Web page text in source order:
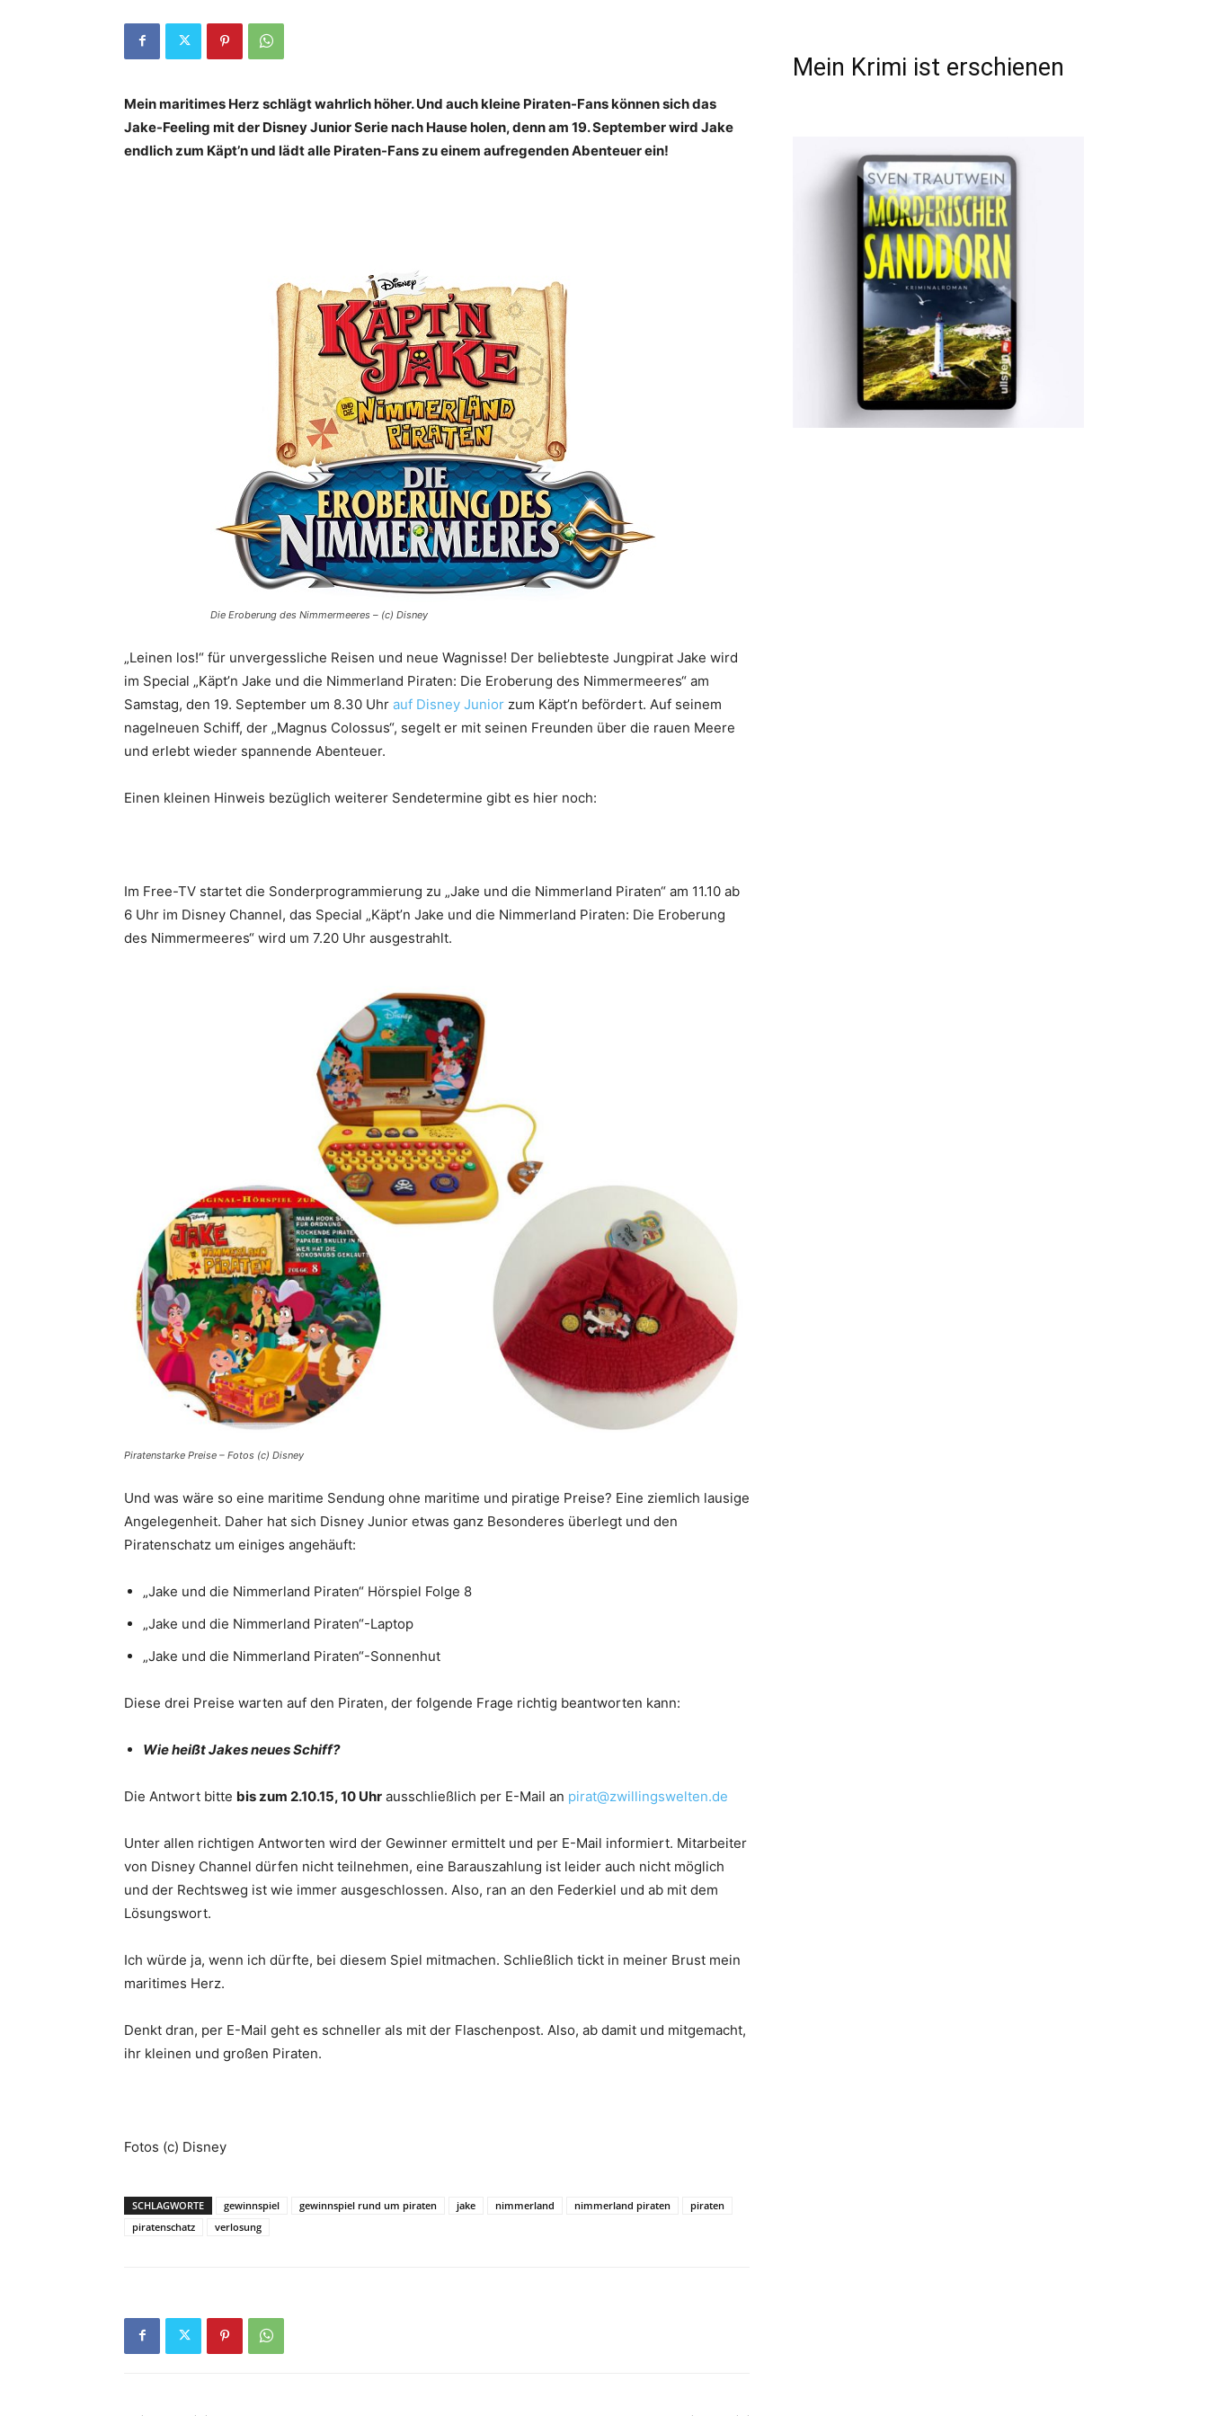
Mein maritimes Herz schlägt wahrlich höher. Und auch kleine Piraten-Fans können sich das
Jake-Feeling mit der Disney Junior Serie nach Hause holen, denn am 19. September wird Jake
endlich zum Käpt’n und lädt alle Piraten-Fans zu einem aufregenden Abenteuer ein!
Die Eroberung des Nimmermeeres – (c) Disney
„Leinen los!“ für unvergessliche Reisen und neue Wagnisse! Der beliebteste Jungpirat Jake wird
im Special „Käpt’n Jake und die Nimmerland Piraten: Die Eroberung des Nimmermeeres“ am
Samstag, den 19. September um 8.30 Uhr auf Disney Junior zum Käpt’n befördert. Auf seinem
nagelneuen Schiff, der „Magnus Colossus“, segelt er mit seinen Freunden über die rauen Meere
und erlebt wieder spannende Abenteuer.
Einen kleinen Hinweis bezüglich weiterer Sendetermine gibt es hier noch:
Im Free-TV startet die Sonderprogrammierung zu „Jake und die Nimmerland Piraten“ am 11.10 ab
6 Uhr im Disney Channel, das Special „Käpt’n Jake und die Nimmerland Piraten: Die Eroberung
des Nimmermeeres“ wird um 7.20 Uhr ausgestrahlt.
Piratenstarke Preise – Fotos (c) Disney
Und was wäre so eine maritime Sendung ohne maritime und piratige Preise? Eine ziemlich lausige
Angelegenheit. Daher hat sich Disney Junior etwas ganz Besonderes überlegt und den
Piratenschatz um einiges angehäuft:
„Jake und die Nimmerland Piraten“ Hörspiel Folge 8
„Jake und die Nimmerland Piraten“-Laptop
„Jake und die Nimmerland Piraten“-Sonnenhut
Diese drei Preise warten auf den Piraten, der folgende Frage richtig beantworten kann:
Wie heißt Jakes neues Schiff?
Die Antwort bitte bis zum 2.10.15, 10 Uhr ausschließlich per E-Mail an pirat@zwillingswelten.de
Unter allen richtigen Antworten wird der Gewinner ermittelt und per E-Mail informiert. Mitarbeiter
von Disney Channel dürfen nicht teilnehmen, eine Barauszahlung ist leider auch nicht möglich
und der Rechtsweg ist wie immer ausgeschlossen. Also, ran an den Federkiel und ab mit dem
Lösungswort.
Ich würde ja, wenn ich dürfte, bei diesem Spiel mitmachen. Schließlich tickt in meiner Brust mein
maritimes Herz.
Denkt dran, per E-Mail geht es schneller als mit der Flaschenpost. Also, ab damit und mitgemacht,
ihr kleinen und großen Piraten.
Fotos (c) Disney
SCHLAGWORTE gewinnspiel gewinnspiel rund um piraten jake nimmerland nimmerland piraten
piraten
piratenschatz
verlosung
Mein Krimi ist erschienen